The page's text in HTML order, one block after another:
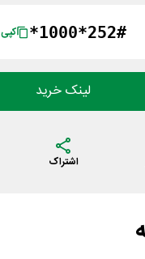
*1000*252# کپی
لینک خرید
اشتراک